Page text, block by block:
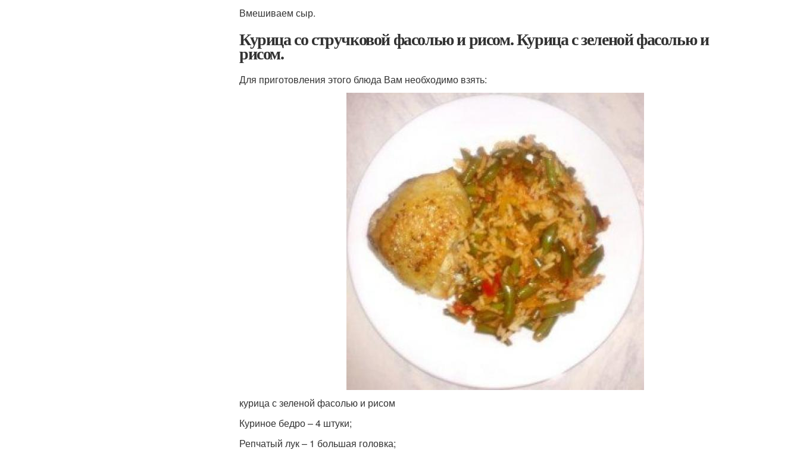
Вмешиваем сыр.
Курица со стручковой фасолью и рисом. Курица с зеленой фасолью и
рисом.
Для приготовления этого блюда Вам необходимо взять:
курица с зеленой фасолью и рисом
Куриное бедро – 4 штуки;
Репчатый лук – 1 большая головка;